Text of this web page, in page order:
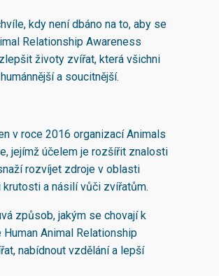
kdy není dbáno na to, aby se
Relationship Awareness
životy zvířat, která všichni
a soucitnější.
v roce 2016 organizací Animals
jejímž účelem je rozšířit znalosti
rozvíjet zdroje v oblasti
a násilí vůči zvířatům.
způsob, jakým se chovají k
Animal Relationship
nabídnout vzdělání a lepší